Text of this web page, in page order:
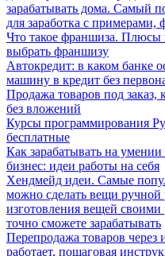
зарабатывать дома. Самый
для заработка с примерами,
Что такое франшиза.
выбрать франшизу
Автокредит: в каком банке
машину в кредит без
Продажа товаров под заказ,
без вложений
Курсы программирования
бесплатные
Как зарабатывать на
бизнес: идеи работы на себя
Хендмейд идеи. Самые
можно сделать вещи
изготовления вещей
точно сможете зарабатывать
Перепродажа товаров через
работает, пошаговая